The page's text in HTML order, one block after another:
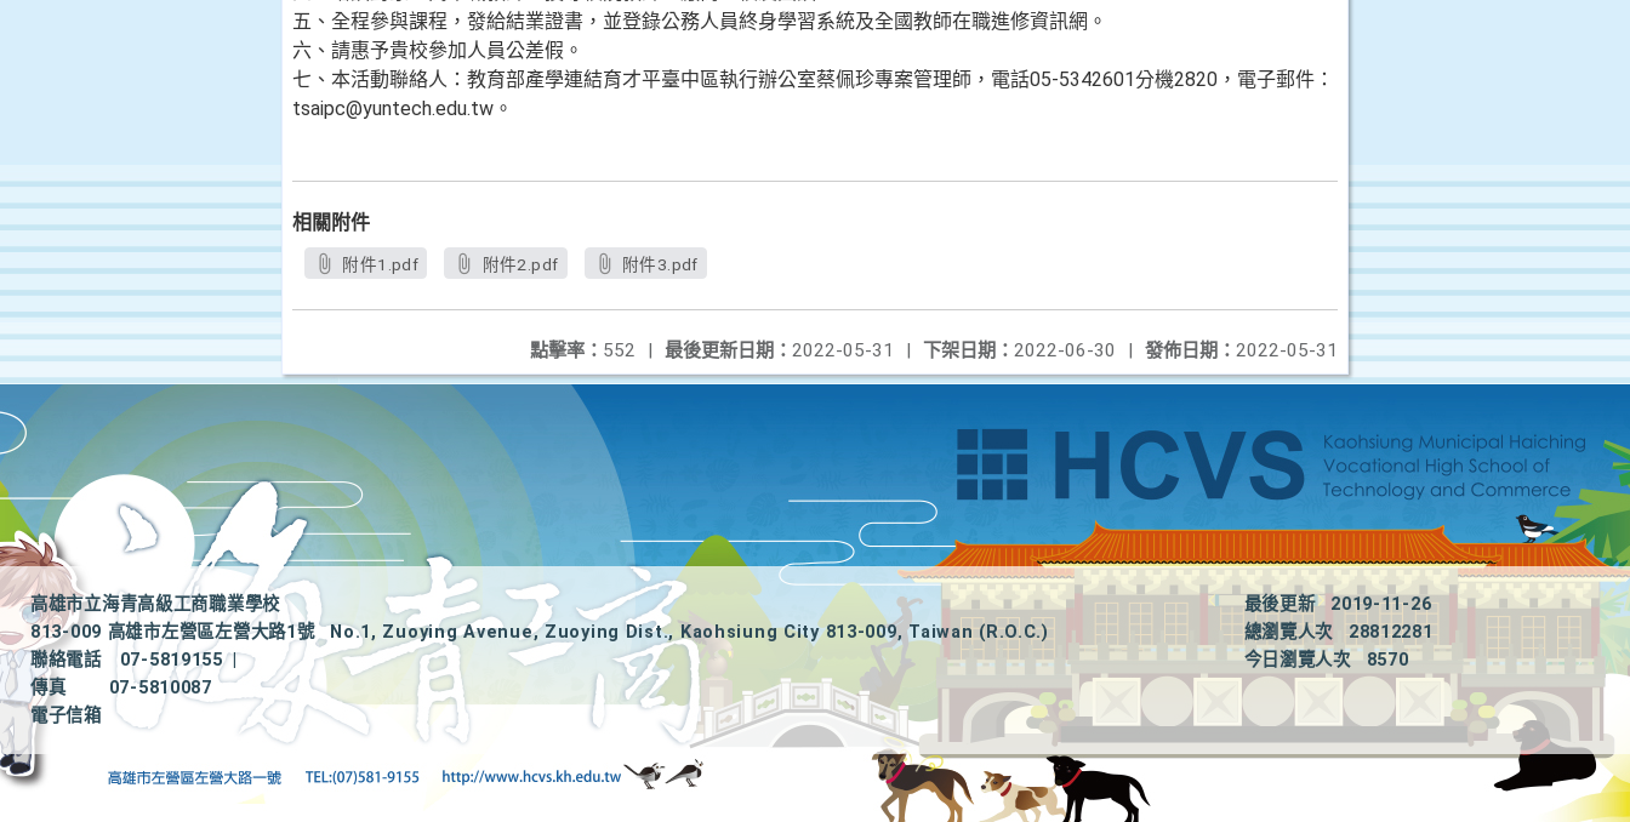
五、全程參與課程，發給結業證書，並登錄公務人員終身學習系統及全國教師在職進修資訊網。
六、請惠予貴校參加人員公差假。
七、本活動聯絡人：教育部產學連結育才平臺中區執行辦公室蔡佩珍專案管理師，電話05-5342601分機2820，電子郵件：
tsaipc@yuntech.edu.tw。
相關附件
附件1.pdf 附件2.pdf 附件3.pdf
發佈日期： 2022-05-31
下架日期： 2022-06-30 |
最後更新日期： 2022-05-31 |
點擊率： 552 |
高雄市立海青高級工商職業學校
813-009 高雄市左營區左營大路1號
No.1, Zuoying Avenue, Zuoying Dist., Kaohsiung City 813-009, Taiwan (R.O.C.)
聯絡電話
07-5819155
|
傳真
07-5810087
電子信箱
最後更新
2019-11-26
總瀏覽人次
28812281
今日瀏覽人次
8570